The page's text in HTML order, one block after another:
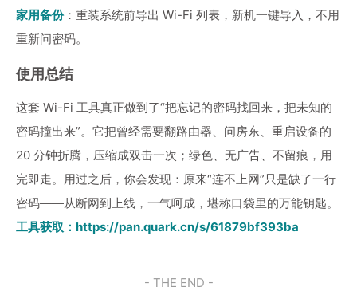
家用备份：重装系统前导出 Wi-Fi 列表，新机一键导入，不用
重新问密码。
使用总结
这套 Wi-Fi 工具真正做到了“把忘记的密码找回来，把未知的
密码撞出来”。它把曾经需要翻路由器、问房东、重启设备的
20 分钟折腾，压缩成双击一次；绿色、无广告、不留痕，用
完即走。用过之后，你会发现：原来“连不上网”只是缺了一行
密码——从断网到上线，一气呵成，堪称口袋里的万能钥匙。
工具获取： https://pan.quark.cn/s/61879bf393ba
- THE END -